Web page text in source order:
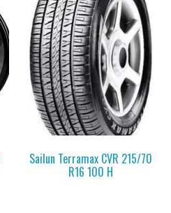
Sailun Terramax CVR 215/70
R16 100 H